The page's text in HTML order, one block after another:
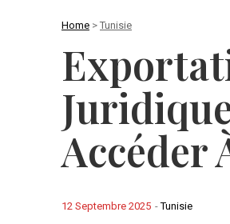
Home > Tunisie
Accéder
-Tunisie
12 Septembre 2025